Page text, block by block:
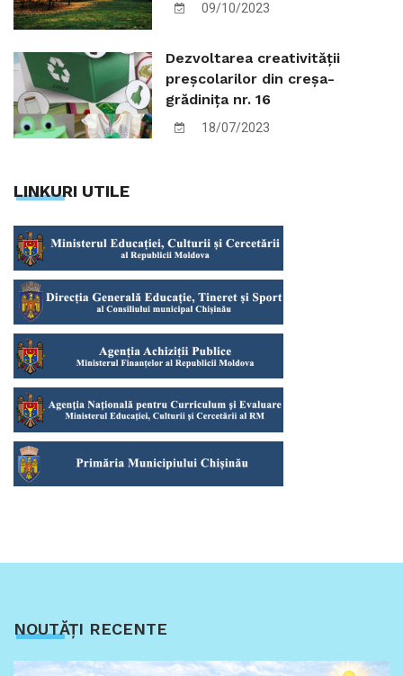
09/10/2023
Dezvoltarea creativității
preșcolarilor din creșa-
grădinița nr. 16
18/07/2023
LINKURI UTILE
NOUTĂȚI RECENTE